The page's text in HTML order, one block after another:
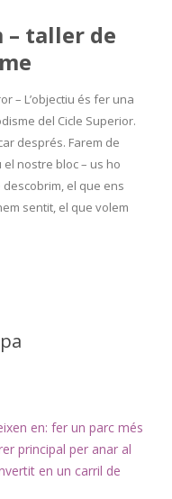
– taller de
– L’objectiu és fer una
del Cicle Superior.
després. Farem de
el nostre bloc – us ho
el que ens
sentit, el que volem
en: fer un parc més
principal per anar al
en un carril de